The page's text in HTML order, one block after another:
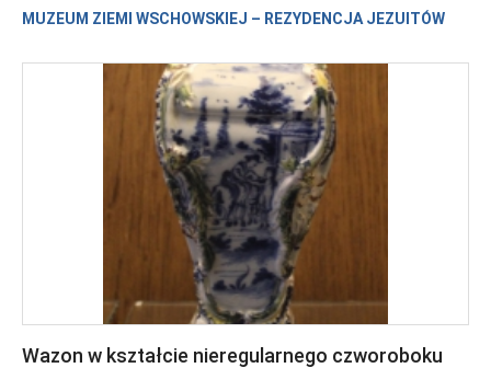
MUZEUM ZIEMI WSCHOWSKIEJ – REZYDENCJA JEZUITÓW
Wazon w kształcie nieregularnego czworoboku